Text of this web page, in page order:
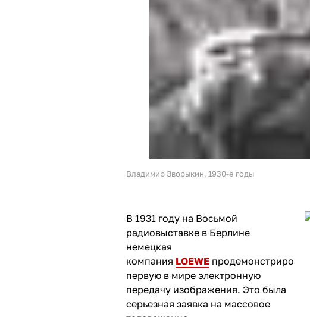
Владимир Зворыкин, 1930-е годы
В 1931 году на Восьмой
радиовыставке в Берлине
немецкая
компания LOEWE продемонстрировала
первую в мире электронную
передачу изображения. Это была
серьезная заявка на массовое